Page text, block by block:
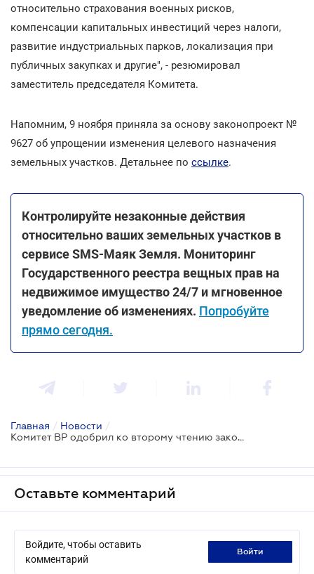
относительно страхования военных рисков,
компенсации капитальных инвестиций через налоги,
развитие индустриальных парков, локализация при
публичных закупках и другие", - резюмировал
заместитель председателя Комитета.
Напомним, 9 ноября приняла за основу законопроект №
9627 об упрощении изменения целевого назначения
земельных участков. Детальнее по ссылке.
Контролируйте незаконные действия
относительно ваших земельных участков в
сервисе SMS-Маяк Земля. Мониторинг
Государственного реестра вещных прав на
недвижимое имущество 24/7 и мгновенное
уведомление об изменениях. Попробуйте
прямо сегодня.
Главная / Новости /
Комитет ВР одобрил ко второму чтению законопроект об упрощении изменения целевого назначения земельных участков
Оставьте комментарий
Войдите, чтобы оставить
комментарий
войти